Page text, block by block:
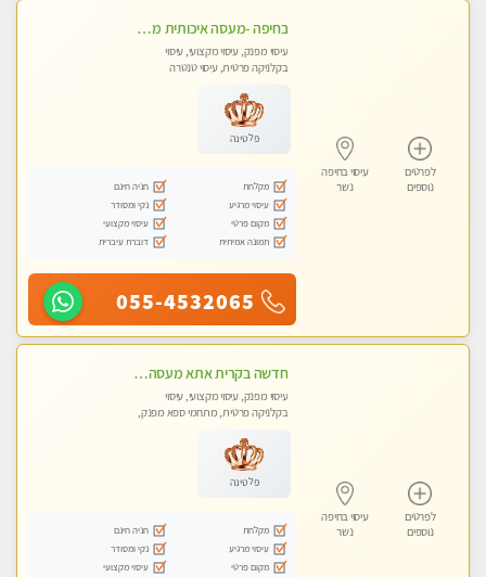
לפרטים
נוספים
עיסוי בחיפה
נשר
בחיפה -מעסה איכותית מקצועית ומפנקת. פרטי לחלוטין!!
עיסוי מפנק, עיסוי מקצועי, עיסוי
בקלניקה פרטית, עיסוי טנטרה
פלטינה
מקלחת
חניה חינם
עיסוי מרגיע
נקי ומסודר
מקום פרטי
עיסוי מקצועי
תמונה אמיתית
דוברת עיברית
055-4532065
לפרטים
נוספים
עיסוי בחיפה
נשר
חדשה בקרית אתא מעסה איכותית מקצועית ומפנקת. ללא מין
עיסוי מפנק, עיסוי מקצועי, עיסוי
בקלניקה פרטית, מתחמי ספא מפנק,
פלטינה
מקלחת
חניה חינם
עיסוי מרגיע
נקי ומסודר
מקום פרטי
עיסוי מקצועי